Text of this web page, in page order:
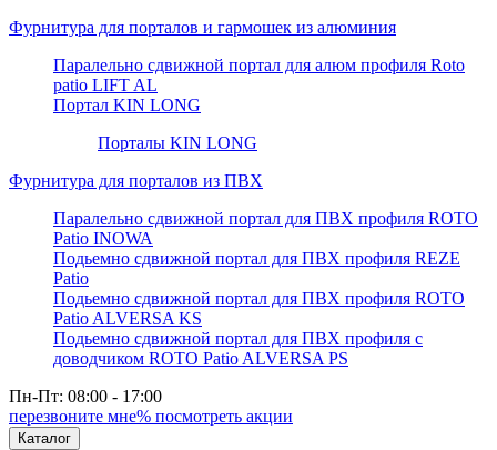
Фурнитура для порталов и гармошек из алюминия
Паралельно сдвижной портал для алюм профиля Roto
patio LIFT AL
Портал KIN LONG
Порталы KIN LONG
Фурнитура для порталов из ПВХ
Паралельно сдвижной портал для ПВХ профиля ROTO
Patio INOWA
Подьемно сдвижной портал для ПВХ профиля REZE
Patio
Подьемно сдвижной портал для ПВХ профиля ROTO
Patio ALVERSA KS
Подьемно сдвижной портал для ПВХ профиля с
доводчиком ROTO Patio ALVERSA PS
Пн-Пт: 08:00 - 17:00
перезвоните мне% посмотреть акции
Каталог